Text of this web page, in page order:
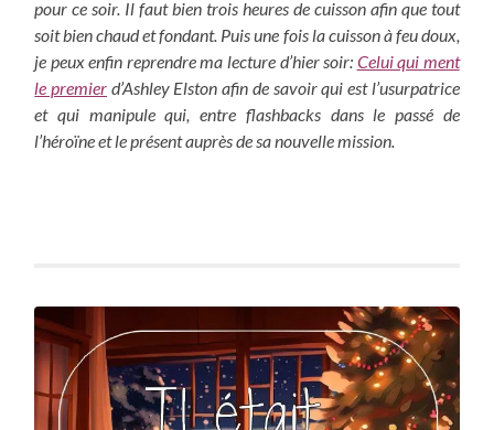
pour ce soir. Il faut bien trois heures de cuisson afin que tout
soit bien chaud et fondant. Puis une fois la cuisson à feu doux,
je peux enfin reprendre ma lecture d’hier soir: Celui qui ment
le premier d’Ashley Elston afin de savoir qui est l’usurpatrice
et qui manipule qui, entre flashbacks dans le passé de
l’héroïne et le présent auprès de sa nouvelle mission.